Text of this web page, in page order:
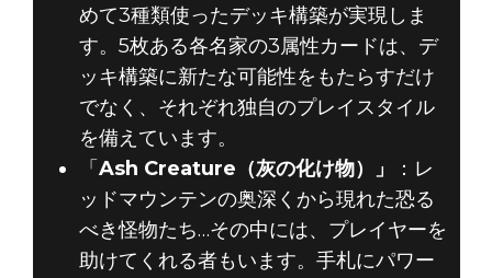
めて3種類使ったデッキ構築が実現しま
す。5枚ある各名家の3属性カードは、デ
ッキ構築に新たな可能性をもたらすだけ
でなく、それぞれ独自のプレイスタイル
を備えています。
「 Ash Creature（灰の化け物）」
：レ
ッドマウンテンの奥深くから現れた恐る
べき怪物たち…その中には、プレイヤーを
助けてくれる者もいます。手札にパワー